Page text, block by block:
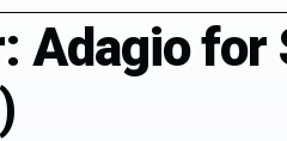
Adagio for